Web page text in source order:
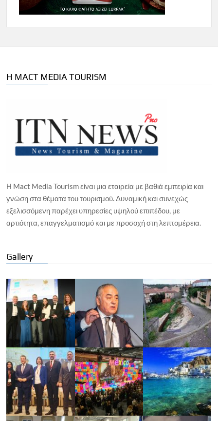
Η MACT MEDIA TOURISM
Η Mact Media Tourism είναι μια εταιρεία με βαθιά εμπειρία και
γνώση στα θέματα του τουρισμού. Δυναμική και συνεχώς
εξελισσόμενη παρέχει υπηρεσίες υψηλού επιπέδου, με
αρτιότητα, επαγγελματισμό και με προσοχή στη λεπτομέρεια.
Gallery